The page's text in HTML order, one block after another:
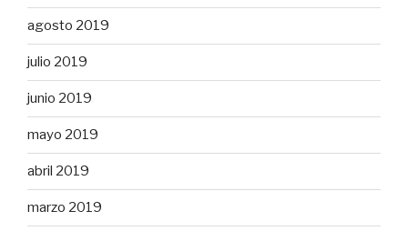
agosto 2019
julio 2019
junio 2019
mayo 2019
abril 2019
marzo 2019